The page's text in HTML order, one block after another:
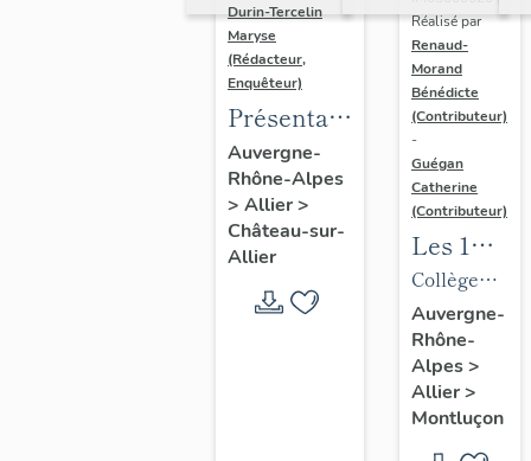
Durin-Tercelin
Maryse
(Rédacteur,
Enquêteur)
Présentation
de la
commune
de
Château-
sur-Allier
Auvergne-
Rhône-Alpes
> Allier>
Château-sur-
Allier
Réalisé par
Renaud-
Morand
Bénédicte
(Contributeur)
-
Guégan
Catherine
(Contributeur)
Les 1%
artistiques
du lycée
Maurice-
Guyot
Collège
technique,
puis lycée
Auvergne-
Rhône-
Alpes>
Allier>
Montluçon